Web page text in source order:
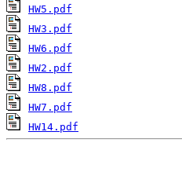
HW5.pdf
HW3.pdf
HW6.pdf
HW2.pdf
HW8.pdf
HW7.pdf
HW14.pdf